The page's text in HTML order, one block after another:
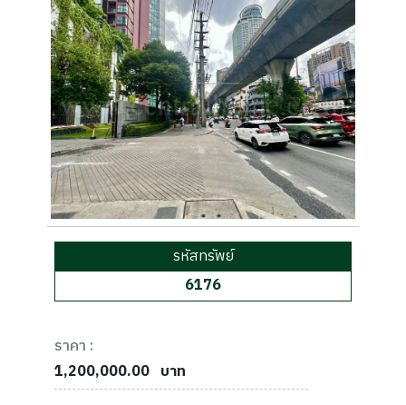
รหัสทรัพย์
6176
ราคา :
1,200,000.00 บาท